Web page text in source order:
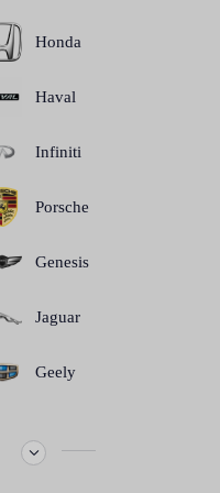
Honda
Haval
Infiniti
Porsche
Genesis
Jaguar
Geely